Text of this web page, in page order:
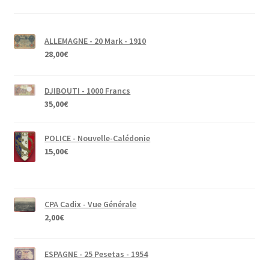
ALLEMAGNE - 20 Mark - 1910
28,00€
DJIBOUTI - 1000 Francs
35,00€
POLICE - Nouvelle-Calédonie
15,00€
CPA Cadix - Vue Générale
2,00€
ESPAGNE - 25 Pesetas - 1954